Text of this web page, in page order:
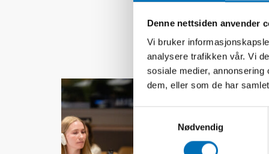
Denne nettsiden anvender
Vi bruker
analysere trafikken vår. Vi
sosiale medier,
dem, eller som de har
Nødvendig